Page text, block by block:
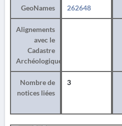
GeoNames 262648
Alignements
avec le
Cadastre
Archéologique
Nombre de
notices liées
3